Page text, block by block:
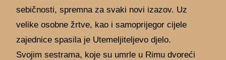
sebičnosti, spremna za svaki novi izazov. Uz
velike osobne žrtve, kao i samoprijegor cijele
zajednice spasila je Utemeljiteljevo djelo.
Svojim sestrama, koje su umrle u Rimu dvoreći